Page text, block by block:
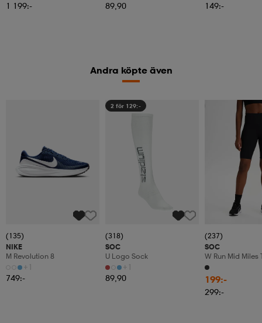
1 199:-
89,90
149:-
Andra köpte även
(135)
NIKE
M Revolution 8
+1
749:-
2 för 129:-
(318)
SOC
U Logo Sock
+1
89,90
(237)
SOC
W Run Mid Miles
199:-
299:-